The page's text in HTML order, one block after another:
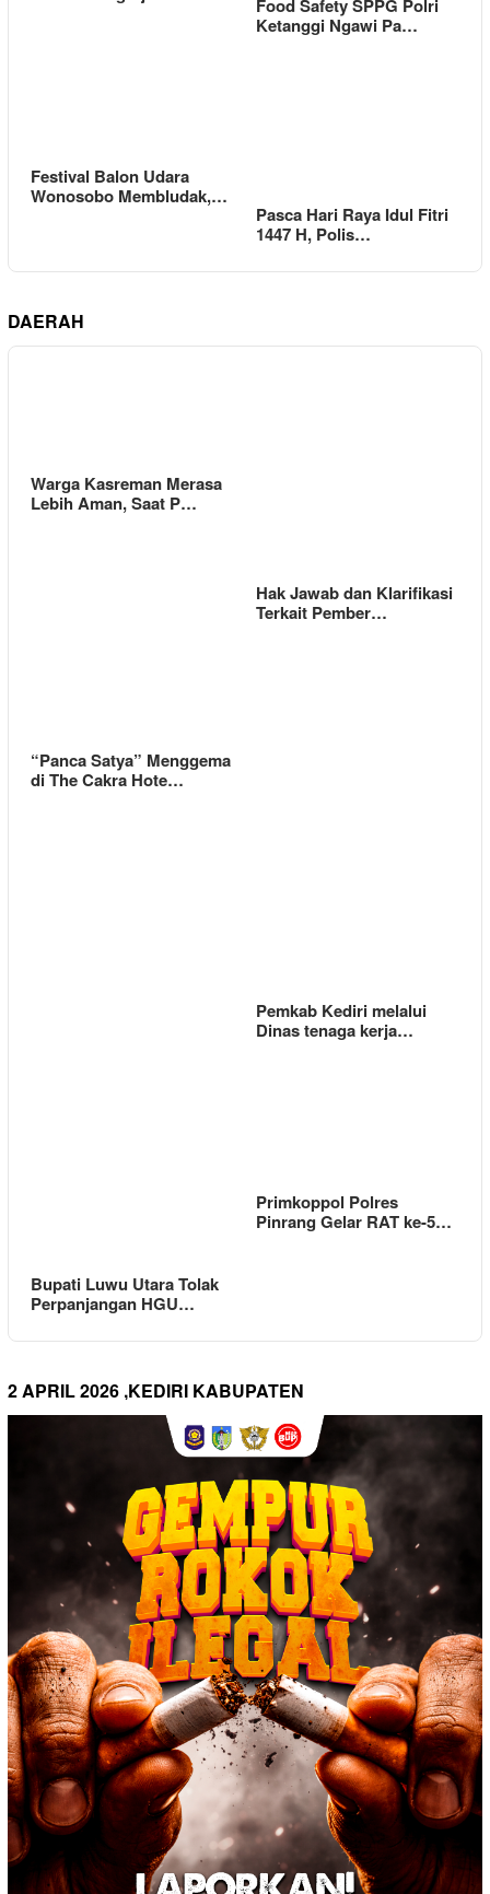
Food Safety SPPG Polri
Ketanggi Ngawi Pa…
Festival Balon Udara
Wonosobo Membludak,…
Pasca Hari Raya Idul Fitri
1447 H, Polis…
DAERAH
Warga Kasreman Merasa
Lebih Aman, Saat P…
Hak Jawab dan Klarifikasi
Terkait Pember…
“Panca Satya” Menggema
di The Cakra Hote…
Pemkab Kediri melalui
Dinas tenaga kerja…
Bupati Luwu Utara Tolak
Perpanjangan HGU…
Primkoppol Polres
Pinrang Gelar RAT ke-5…
2 APRIL 2026 ,KEDIRI KABUPATEN